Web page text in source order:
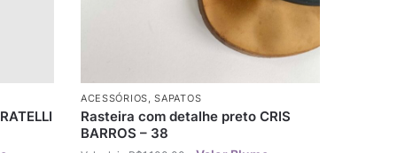
ACESSÓRIOS ,SAPATOS
Rasteira com detalhe preto CRIS
BARROS – 38